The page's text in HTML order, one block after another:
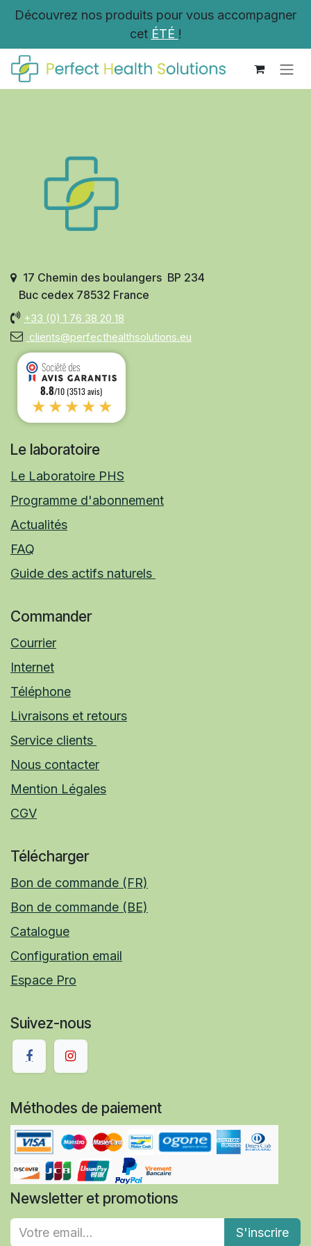
Se rendre au contenu
Découvrez nos produits pour vous accompagner
cet ÉTÉ !
17 Chemin des boulangers BP 234
Buc cedex 78532 France
+33 (0) 1 76 38 20 18
clients@perfecthealthsolutions.eu
8.8/10 (3513 avis)
★★★★★
Le laboratoire
Le Laboratoire PHS
Programme d'abonnement
Actualités
FAQ
Guide des actifs naturels
Commander
Courrier
Internet
Téléphone
Livraisons et retours
Service clients
Nous contacter
Mention Légales
CGV
Télécharger
Bon de commande (FR)
Bon de commande (BE)
Catalogue
Configuration email
Espace Pro
Suivez-nous
Méthodes de paiement
Newsletter et promotions
S'inscrire